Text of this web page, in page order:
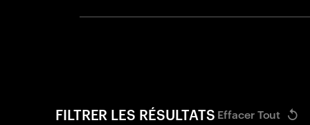
FILTRER LES RÉSULTATS Effacer Tout